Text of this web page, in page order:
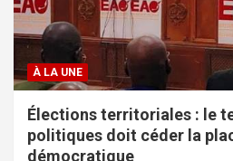
À LA UNE
Élections territoriales : le
politiques doit céder la
démocratique